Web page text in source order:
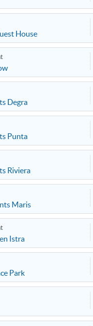
House
Degra
Punta
Riviera
Maris
Istra
Park